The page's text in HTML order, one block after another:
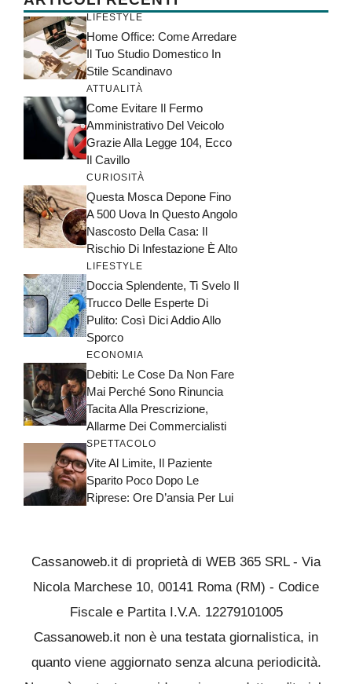
LIFESTYLE
Home Office: Come Arredare
Il Tuo Studio Domestico In
Stile Scandinavo
ATTUALITÀ
Come Evitare Il Fermo
Amministrativo Del Veicolo
Grazie Alla Legge 104, Ecco
Il Cavillo
CURIOSITÀ
Questa Mosca Depone Fino
A 500 Uova In Questo Angolo
Nascosto Della Casa: Il
Rischio Di Infestazione È Alto
LIFESTYLE
Doccia Splendente, Ti Svelo Il
Trucco Delle Esperte Di
Pulito: Così Dici Addio Allo
Sporco
ECONOMIA
Debiti: Le Cose Da Non Fare
Mai Perché Sono Rinuncia
Tacita Alla Prescrizione,
Allarme Dei Commercialisti
SPETTACOLO
Vite Al Limite, Il Paziente
Sparito Poco Dopo Le
Riprese: Ore D’ansia Per Lui
Cassanoweb.it di proprietà di WEB 365 SRL - Via
Nicola Marchese 10, 00141 Roma (RM) - Codice
Fiscale e Partita I.V.A. 12279101005
Cassanoweb.it non è una testata giornalistica, in
quanto viene aggiornato senza alcuna periodicità.